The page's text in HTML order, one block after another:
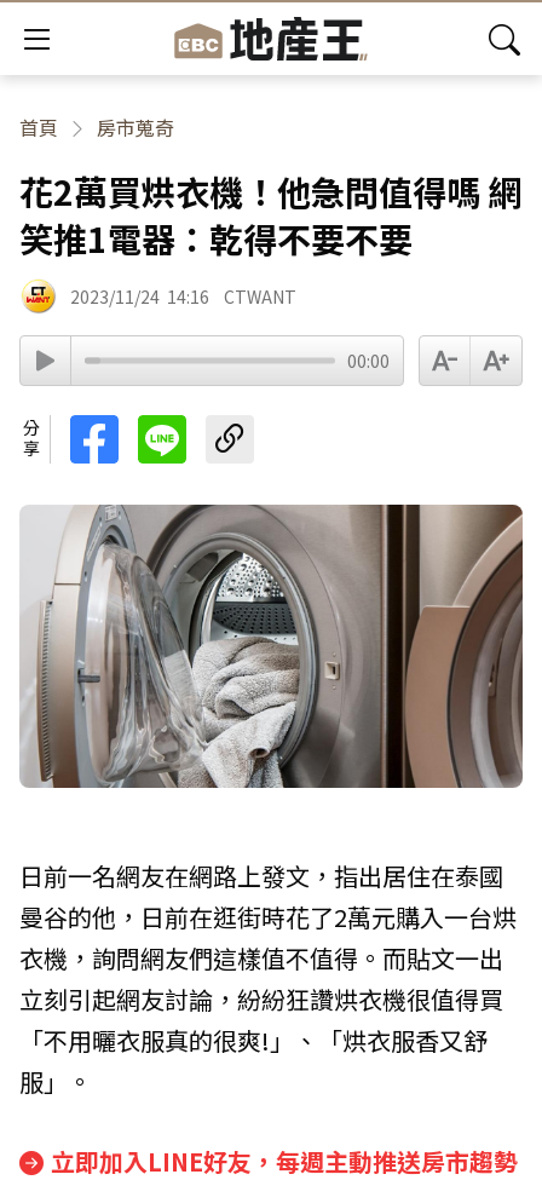
首頁 房市蒐奇
花2萬買烘衣機！他急問值得嗎 網
笑推1電器：乾得不要不要
2023/11/24 14:16 CTWANT
00:00
分享
日前一名網友在網路上發文，指出居住在泰國
曼谷的他，日前在逛街時花了2萬元購入一台烘
衣機，詢問網友們這樣值不值得。而貼文一出
立刻引起網友討論，紛紛狂讚烘衣機很值得買
「不用曬衣服真的很爽!」、「烘衣服香又舒
服」。
立即加入LINE好友，每週主動推送房市趨勢